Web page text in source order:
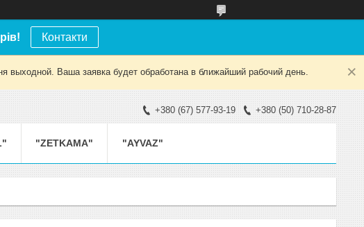
Контакти
выходной. Ваша заявка будет обработана в ближайший рабочий день.
+380 (67) 577-93-19 +380 (50) 710-28-87
"ZETKAMA" "AYVAZ"